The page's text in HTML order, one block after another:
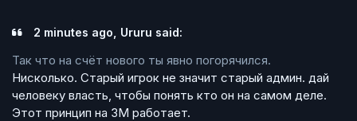
2 minutes ago, Ururu said:
Так что на счёт нового ты явно погорячился.
Нисколько. Старый игрок не значит старый админ. дай
человеку власть, чтобы понять кто он на самом деле.
Этот принцип на ЗМ работает.